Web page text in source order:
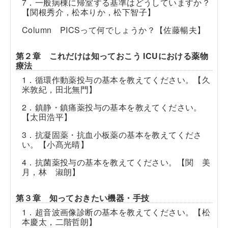
【関根秀介，松本りか，松下智子】
Column PICSって何でしょうか？【佐藤暢夫】
第２章 これだけは知っておこう ICUにおける薬物
療法
1．循環作動薬投与の基本を教えてください。【久
米敦紀，田北無門】
2．鎮静・鎮痛薬投与の基本を教えてください。
【太田浩平】
3．抗凝固薬・抗血小板薬の基本を教えてくださ
い。【小髙光晴】
4．抗菌薬投与の基本を教えてください。【関 美
月，林 淑朗】
第３章 知っておきたい機器・手技
1．超音波画像診断の基本を教えてください。【松
本慶太，二階哲朗】